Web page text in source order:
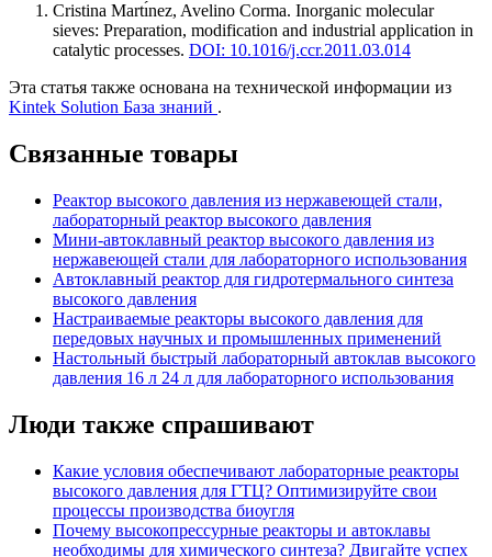
Cristina Martı́nez, Avelino Corma. Inorganic molecular
sieves: Preparation, modification and industrial application in
catalytic processes. DOI: 10.1016/j.ccr.2011.03.014
Эта статья также основана на технической информации из
Kintek Solution База знаний .
Связанные товары
Реактор высокого давления из нержавеющей стали,
лабораторный реактор высокого давления
Мини-автоклавный реактор высокого давления из
нержавеющей стали для лабораторного использования
Автоклавный реактор для гидротермального синтеза
высокого давления
Настраиваемые реакторы высокого давления для
передовых научных и промышленных применений
Настольный быстрый лабораторный автоклав высокого
давления 16 л 24 л для лабораторного использования
Люди также спрашивают
Какие условия обеспечивают лабораторные реакторы
высокого давления для ГТЦ? Оптимизируйте свои
процессы производства биоугля
Почему высокопрессурные реакторы и автоклавы
необходимы для химического синтеза? Двигайте успех